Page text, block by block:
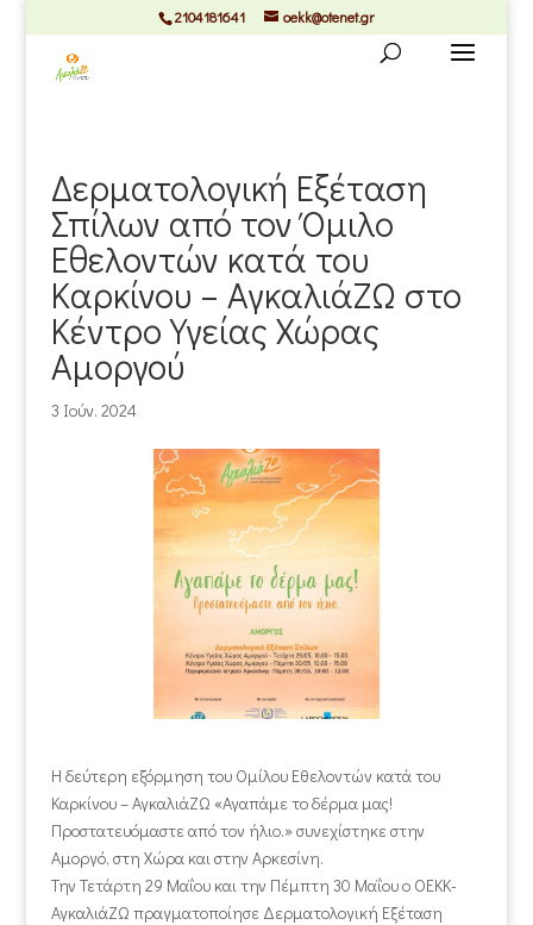
2104181641 oekk@otenet.gr
Δερματολογική Εξέταση
Σπίλων από τον Όμιλο
Εθελοντών κατά του
Καρκίνου – ΑγκαλιάΖΩ στο
Κέντρο Υγείας Χώρας
Αμοργού
3 Ιούν. 2024
Η δεύτερη εξόρμηση του Ομίλου Εθελοντών κατά του
Καρκίνου – ΑγκαλιάΖΩ «Αγαπάμε το δέρμα μας!
Προστατευόμαστε από τον ήλιο.» συνεχίστηκε στην
Αμοργό, στη Χώρα και στην Αρκεσίνη.
Την Τετάρτη 29 Μαΐου και την Πέμπτη 30 Μαΐου ο ΟΕΚΚ-
ΑγκαλιάΖΩ πραγματοποίησε Δερματολογική Εξέταση